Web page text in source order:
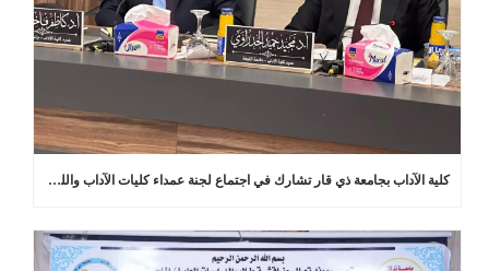
كلية الآداب بجامعة ذي قار تشارك في اجتماع لجنة عمداء كليات الآداب واللغات في العراق